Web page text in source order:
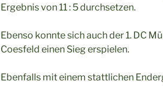
Ergebnis von 11 : 5 durchsetzen.
Ebenso konnte sich auch der 1. DC
Coesfeld einen Sieg erspielen.
Ebenfalls mit einem stattlichen